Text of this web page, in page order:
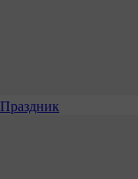
Праздник